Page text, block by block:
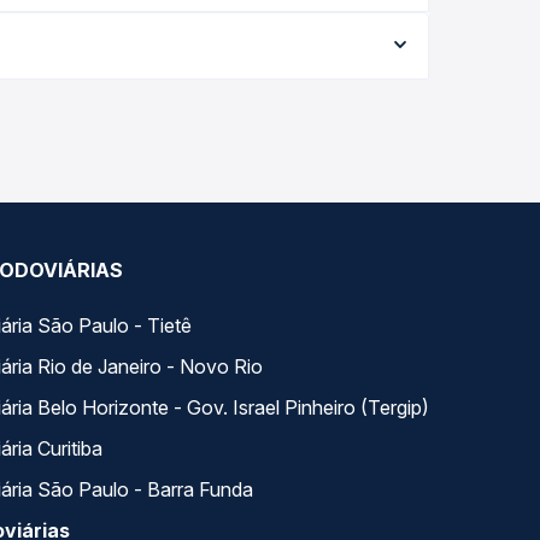
oferta para o seu roteiro.
São Paulo - Tietê
Rio de Janeiro - Novo Rio
Belo Horizonte - Gov. Israel Pinheiro (Tergip)
Curitiba
São Paulo - Barra Funda